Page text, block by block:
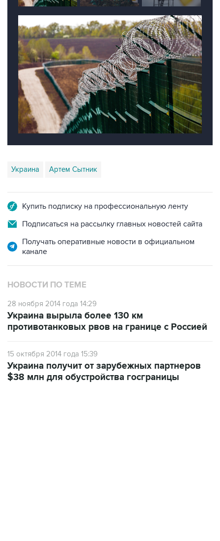
Украина Артем Сытник
Купить подписку на профессиональную ленту
Подписаться на рассылку главных новостей сайта
Получать оперативные новости в официальном
канале
НОВОСТИ ПО ТЕМЕ
28 ноября 2014 года 14:29
Украина вырыла более 130 км
противотанковых рвов на границе с Россией
15 октября 2014 года 15:39
Украина получит от зарубежных партнеров
$38 млн для обустройства госграницы